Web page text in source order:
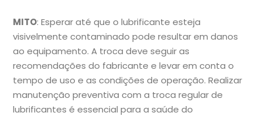
MITO: Esperar até que o lubrificante esteja
visivelmente contaminado pode resultar em danos
ao equipamento. A troca deve seguir as
recomendações do fabricante e levar em conta o
tempo de uso e as condições de operação. Realizar
manutenção preventiva com a troca regular de
lubrificantes é essencial para a saúde do